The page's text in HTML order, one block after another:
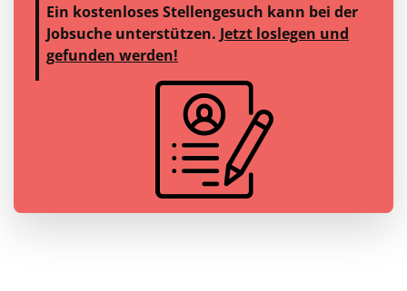
Ein kostenloses Stellengesuch kann bei der
Jobsuche unterstützen. Jetzt loslegen und
gefunden werden!